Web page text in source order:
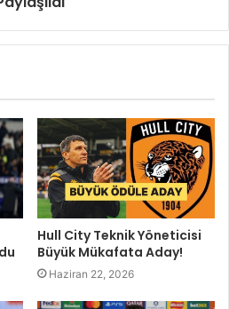
Hull City Teknik Yöneticisi
Büyük Mükafata Aday!
Haziran 22, 2026